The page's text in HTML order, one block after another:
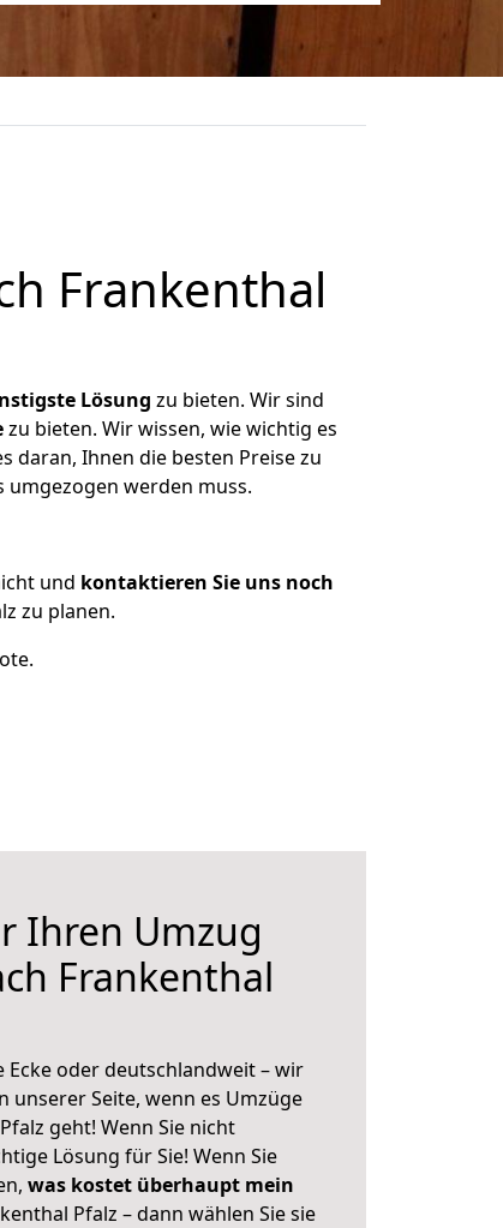
Frankenthal
Lösung zu bieten. Wir sind
zu bieten. Wir wissen, wie wichtig es
daran, Ihnen die besten Preise zu
umgezogen werden muss.
und kontaktieren Sie uns noch
zu planen.
Ihren Umzug
Frankenthal
Ecke oder deutschlandweit – wir
unserer Seite, wenn es Umzüge
geht! Wenn Sie nicht
Lösung für Sie! Wenn Sie
was kostet überhaupt mein
Pfalz – dann wählen Sie sie